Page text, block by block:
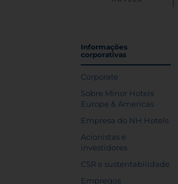
Informações
corporativas
Corporate
Sobre Minor Hotels
Europe & Americas
Empresa do NH Hotels
Acionistas e
investidores
CSR e sustentabilidade
Empregos